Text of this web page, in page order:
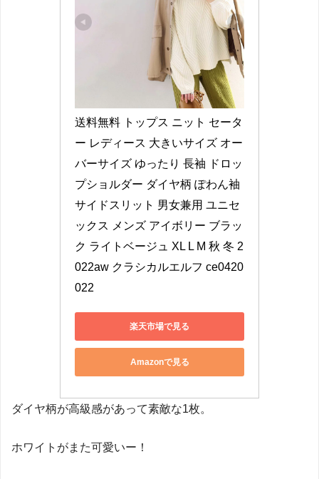
送料無料 トップス ニット セータ
ー レディース 大きいサイズ オー
バーサイズ ゆったり 長袖 ドロッ
プショルダー ダイヤ柄 ぽわん袖
サイドスリット 男女兼用 ユニセ
ックス メンズ アイボリー ブラッ
ク ライトベージュ XL L M 秋 冬 2
022aw クラシカルエルフ ce0420
022
楽天市場で見る
Amazonで見る
ダイヤ柄が高級感があって素敵な1枚。
ホワイトがまた可愛いー！